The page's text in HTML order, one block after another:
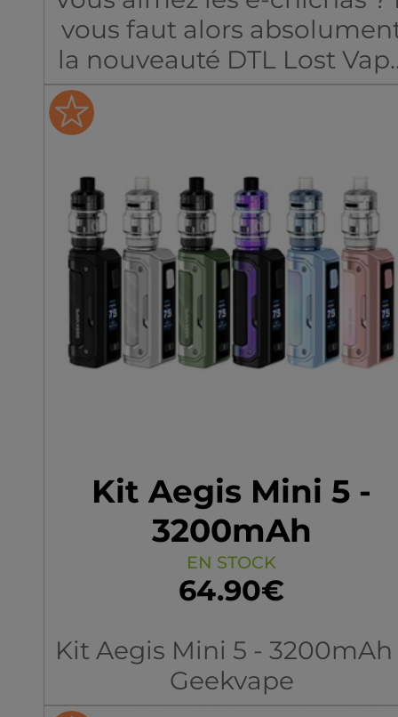
ou en combinant les deux
pour plus de confort.
vous faut alors
la nouveauté DTL Lost
!
Kit Aegis Mini 5 -
3200mAh
EN STOCK
64.90€
Kit Aegis Mini 5 - 3200mAh
Geekvape